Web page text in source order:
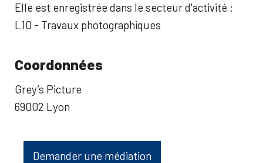
Elle est enregistrée dans le secteur d'activité :
L10 - Travaux photographiques
Coordonnées
Grey’s Picture
69002 Lyon
Demander une médiation